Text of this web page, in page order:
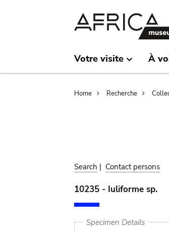
Votre visite À
Home Recherche
Search | Contact persons
10235 - Iuliforme sp.
Specimen Details